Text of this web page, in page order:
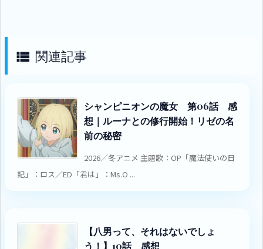
 関連記事
シャンピニオンの魔女 第06話 感
想｜ルーナとの修行開始！リゼの名
前の秘密
2026／冬アニメ 主題歌：OP「魔法使いの日
記」：ロス／ED「君は」：Ms.O ...
【八男って、それはないでしょ
う！】10話 感想